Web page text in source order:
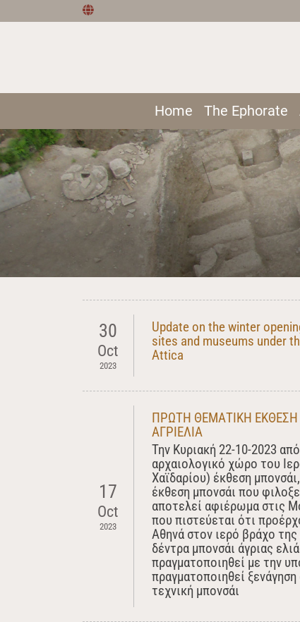
Home The Ephorate
30
Oct
2023
Update on the winter
sites and museums under
Attica
17
Oct
2023
ΠΡΩΤΗ ΘΕΜΑΤΙΚΗ
ΑΓΡΙΕΛΙΑ
Την Kυριακή 22-10-2023
αρχαιολογικό χώρο του
Χαϊδαρίου) έκθεση
έκθεση μπονσάι που
αποτελεί αφιέρωμα στις
που πιστεύεται ότι
Αθηνά στον ιερό βράχο
δέντρα μπονσάι άγριας
πραγματοποιηθεί με την
πραγματοποιηθεί
τεχνική μπονσάι